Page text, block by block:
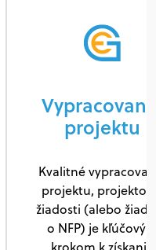
projektu
Kvalitné
projektu,
žiadosti (alebo
o NFP) je